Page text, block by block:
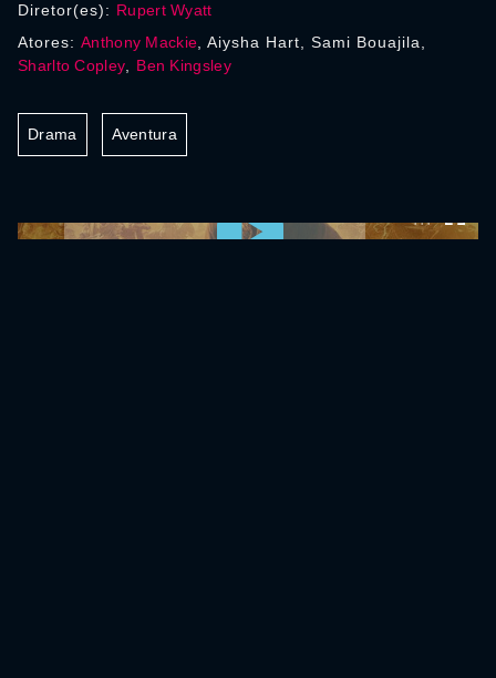
Diretor(es): Rupert Wyatt
Atores: Anthony Mackie , Aiysha Hart, Sami Bouajila,
Sharlto Copley
Ben Kingsley
Drama Aventura